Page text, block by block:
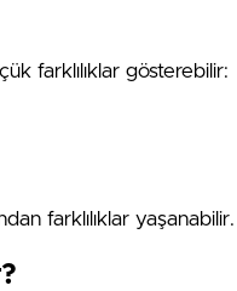
farklılıklar gösterebilir:
farklılıklar yaşanabilir.